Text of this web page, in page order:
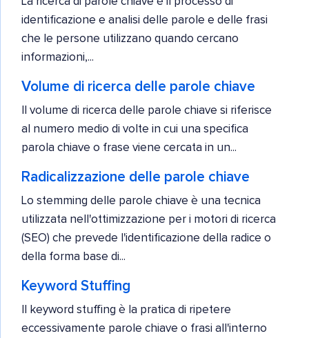
identificazione e analisi delle parole e delle frasi
che le persone utilizzano quando cercano
informazioni,...
Volume di ricerca delle parole chiave
Il volume di ricerca delle parole chiave si riferisce
al numero medio di volte in cui una specifica
parola chiave o frase viene cercata in un...
Radicalizzazione delle parole chiave
Lo stemming delle parole chiave è una tecnica
utilizzata nell'ottimizzazione per i motori di ricerca
(SEO) che prevede l'identificazione della radice o
della forma base di...
Keyword Stuffing
Il keyword stuffing è la pratica di ripetere
eccessivamente parole chiave o frasi all'interno